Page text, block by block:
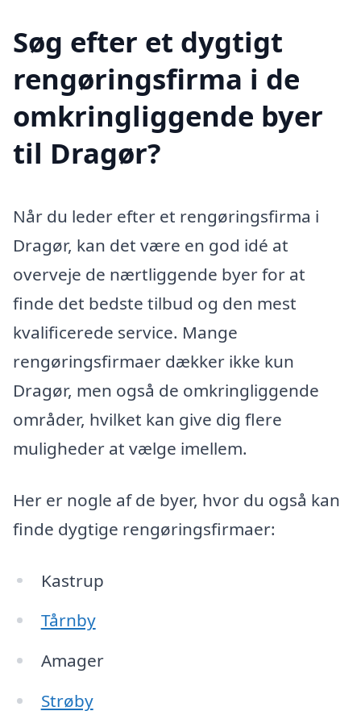
Søg efter et dygtigt
rengøringsfirma i de
omkringliggende byer
til Dragør?
Når du leder efter et rengøringsfirma i
Dragør, kan det være en god idé at
overveje de nærtliggende byer for at
finde det bedste tilbud og den mest
kvalificerede service. Mange
rengøringsfirmaer dækker ikke kun
Dragør, men også de omkringliggende
områder, hvilket kan give dig flere
muligheder at vælge imellem.
Her er nogle af de byer, hvor du også kan
finde dygtige rengøringsfirmaer:
Kastrup
Tårnby
Amager
Strøby